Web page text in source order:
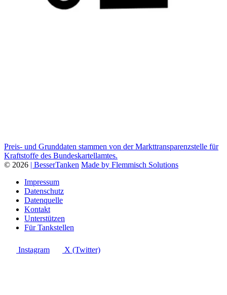
Preis- und Grunddaten stammen von der Markttransparenzstelle für
Kraftstoffe des Bundeskartellamtes.
© 2026 | BesserTanken Made by Flemmisch Solutions
Impressum
Datenschutz
Datenquelle
Kontakt
Unterstützen
Für Tankstellen
Instagram X (Twitter)